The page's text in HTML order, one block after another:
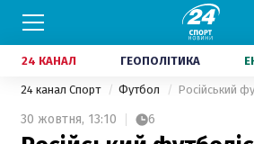
24 КАНАЛ ГЕОПОЛІТИКА
24 канал Спорт Футбол
30 жовтня, 13:10 6